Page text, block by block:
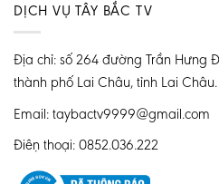
DỊCH VỤ TÂY BẮC TV
Địa chỉ: số 264 đường Trần Hưng
thành phố Lai Châu, tỉnh Lai Châu.
Email: taybactv9999@gmail.com
Điện thoại: 0852.036.222